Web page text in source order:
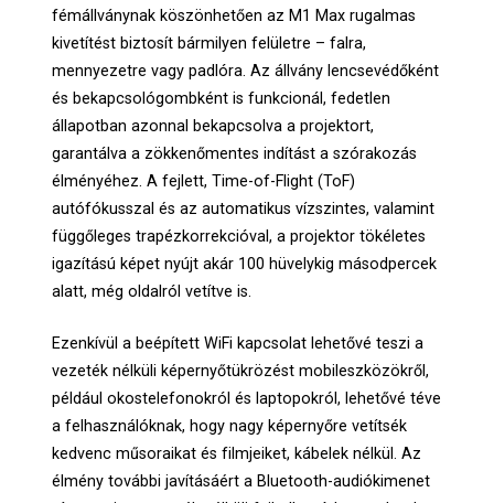
fémállványnak köszönhetően az M1 Max rugalmas
kivetítést biztosít bármilyen felületre – falra,
mennyezetre vagy padlóra. Az állvány lencsevédőként
és bekapcsológombként is funkcionál, fedetlen
állapotban azonnal bekapcsolva a projektort,
garantálva a zökkenőmentes indítást a szórakozás
élményéhez. A fejlett, Time-of-Flight (ToF)
autófókusszal és az automatikus vízszintes, valamint
függőleges trapézkorrekcióval, a projektor tökéletes
igazítású képet nyújt akár 100 hüvelykig másodpercek
alatt, még oldalról vetítve is.
Ezenkívül a beépített WiFi kapcsolat lehetővé teszi a
vezeték nélküli képernyőtükrözést mobileszközökről,
például okostelefonokról és laptopokról, lehetővé téve
a felhasználóknak, hogy nagy képernyőre vetítsék
kedvenc műsoraikat és filmjeiket, kábelek nélkül. Az
élmény további javításáért a Bluetooth-audiókimenet